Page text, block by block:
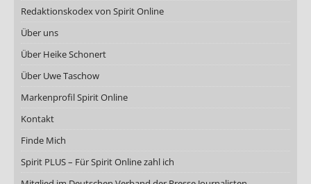
Redaktionskodex von Spirit Online
Über uns
Über Heike Schonert
Über Uwe Taschow
Markenprofil Spirit Online
Kontakt
Finde Mich
Spirit PLUS – Für Spirit Online zahl ich